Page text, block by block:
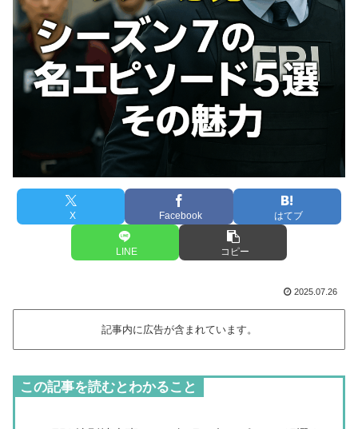
X Facebook はてブ
LINE コピー
2025.07.26
記事内に広告が含まれています。
この記事を読むとわかること